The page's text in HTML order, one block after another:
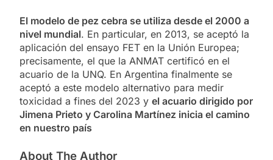
El modelo de pez cebra se utiliza desde el 2000 a
nivel mundial. En particular, en 2013, se aceptó la
aplicación del ensayo FET en la Unión Europea;
precisamente, el que la ANMAT certificó en el
acuario de la UNQ. En Argentina finalmente se
aceptó a este modelo alternativo para medir
toxicidad a fines del 2023 y el acuario dirigido por
Jimena Prieto y Carolina Martínez inicia el camino
en nuestro país
About The Author